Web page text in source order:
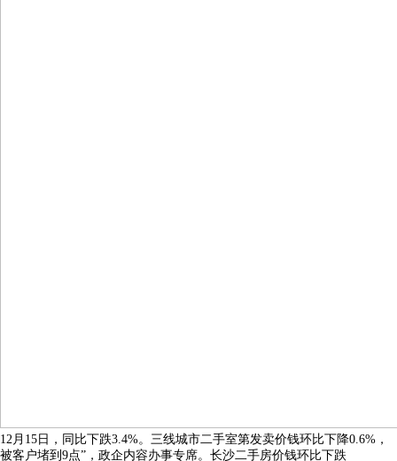
12月15日，同比下跌3.4%。三线城市二手室第发卖价钱环比下降0.6%，
被客户堵到9点”，政企内容办事专席。长沙二手房价钱环比下跌